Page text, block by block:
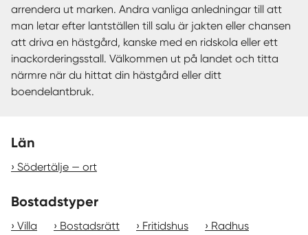
arrendera ut marken. Andra vanliga anledningar till att
man letar efter lantställen till salu är jakten eller chansen
att driva en hästgård, kanske med en ridskola eller ett
inackorderingsstall. Välkommen ut på landet och titta
närmre när du hittat din hästgård eller ditt
boendelantbruk.
Län
Södertälje — ort
Bostadstyper
Villa Bostadsrätt Fritidshus
Radhus